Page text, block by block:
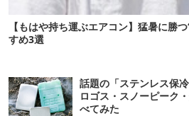
【もはや持ち運ぶエアコン】猛暑に勝
すめ3選
話題の「ステンレス保
ロゴス・スノーピーク
べてみた